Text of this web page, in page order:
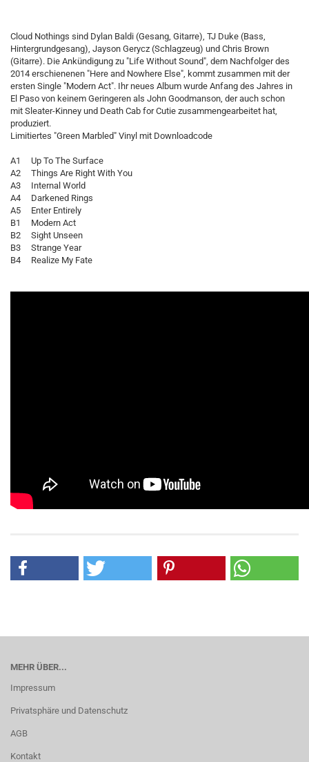
Cloud Nothings sind Dylan Baldi (Gesang, Gitarre), TJ Duke (Bass,
Hintergrundgesang), Jayson Gerycz (Schlagzeug) und Chris Brown
(Gitarre). Die Ankündigung zu "Life Without Sound", dem Nachfolger des
2014 erschienenen "Here and Nowhere Else", kommt zusammen mit der
ersten Single "Modern Act". Ihr neues Album wurde Anfang des Jahres in
El Paso von keinem Geringeren als John Goodmanson, der auch schon
mit Sleater-Kinney und Death Cab for Cutie zusammengearbeitet hat,
produziert.
Limitiertes "Green Marbled" Vinyl mit Downloadcode
A1 Up To The Surface
A2 Things Are Right With You
A3 Internal World
A4 Darkened Rings
A5 Enter Entirely
B1 Modern Act
B2 Sight Unseen
B3 Strange Year
B4 Realize My Fate
MEHR ÜBER...
Impressum
Privatsphäre und Datenschutz
AGB
Kontakt